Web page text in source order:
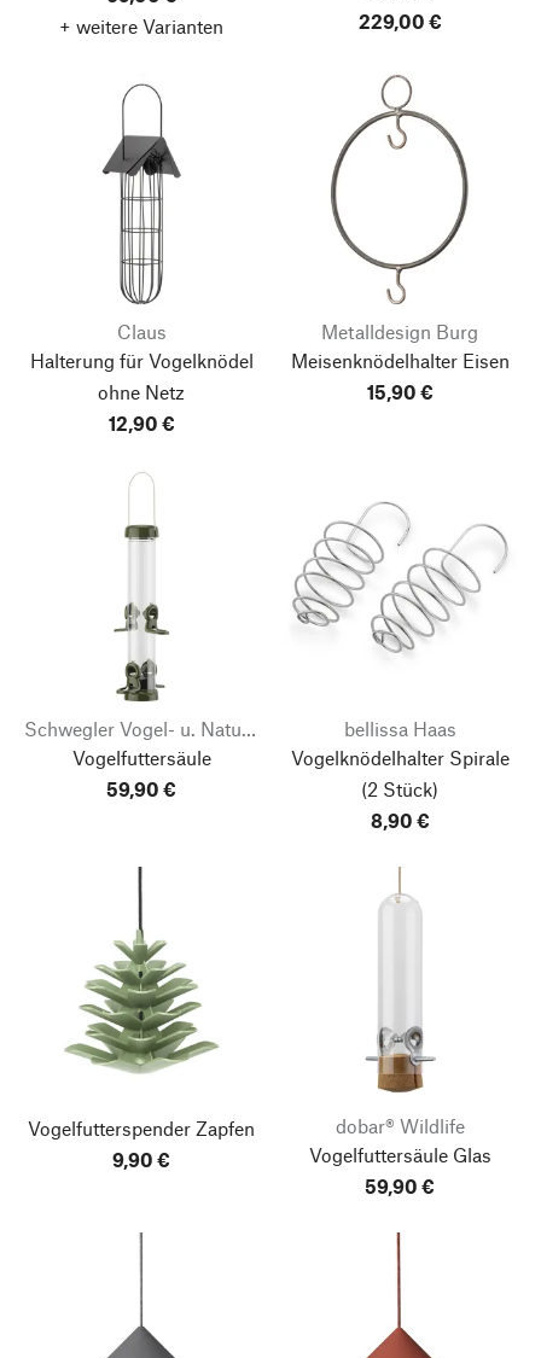
+ weitere Varianten
229,00 €
Claus
Halterung für Vogelknödel
ohne Netz
12,90 €
Metalldesign Burg
Meisenknödelhalter Eisen
15,90 €
Schwegler Vogel- u. Naturschutzprodukte
Vogelfuttersäule
59,90 €
bellissa Haas
Vogelknödelhalter Spirale
(2 Stück)
8,90 €
Vogelfutterspender Zapfen
9,90 €
dobar® Wildlife
Vogelfuttersäule Glas
59,90 €